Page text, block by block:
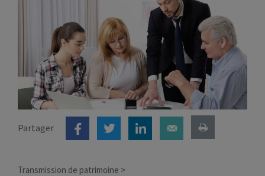
Partager
Transmission de patrimoine